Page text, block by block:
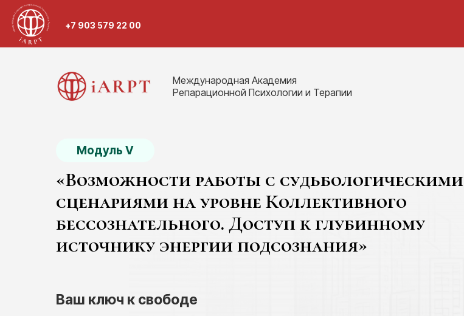
+7 903 579 22 00
Модуль V
Международная Академия
Репарационной Психологии и Терапии
«Возможности работы с судьбологическими
сценариями на уровне Коллективного
бессознательного. Доступ к глубинному
источнику энергии подсознания»
Ваш ключ к свободе